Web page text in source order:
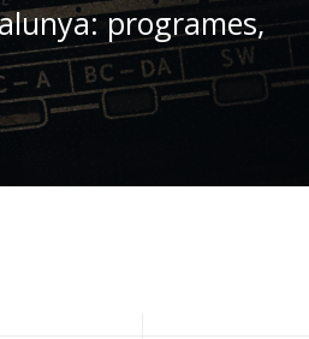
programes,